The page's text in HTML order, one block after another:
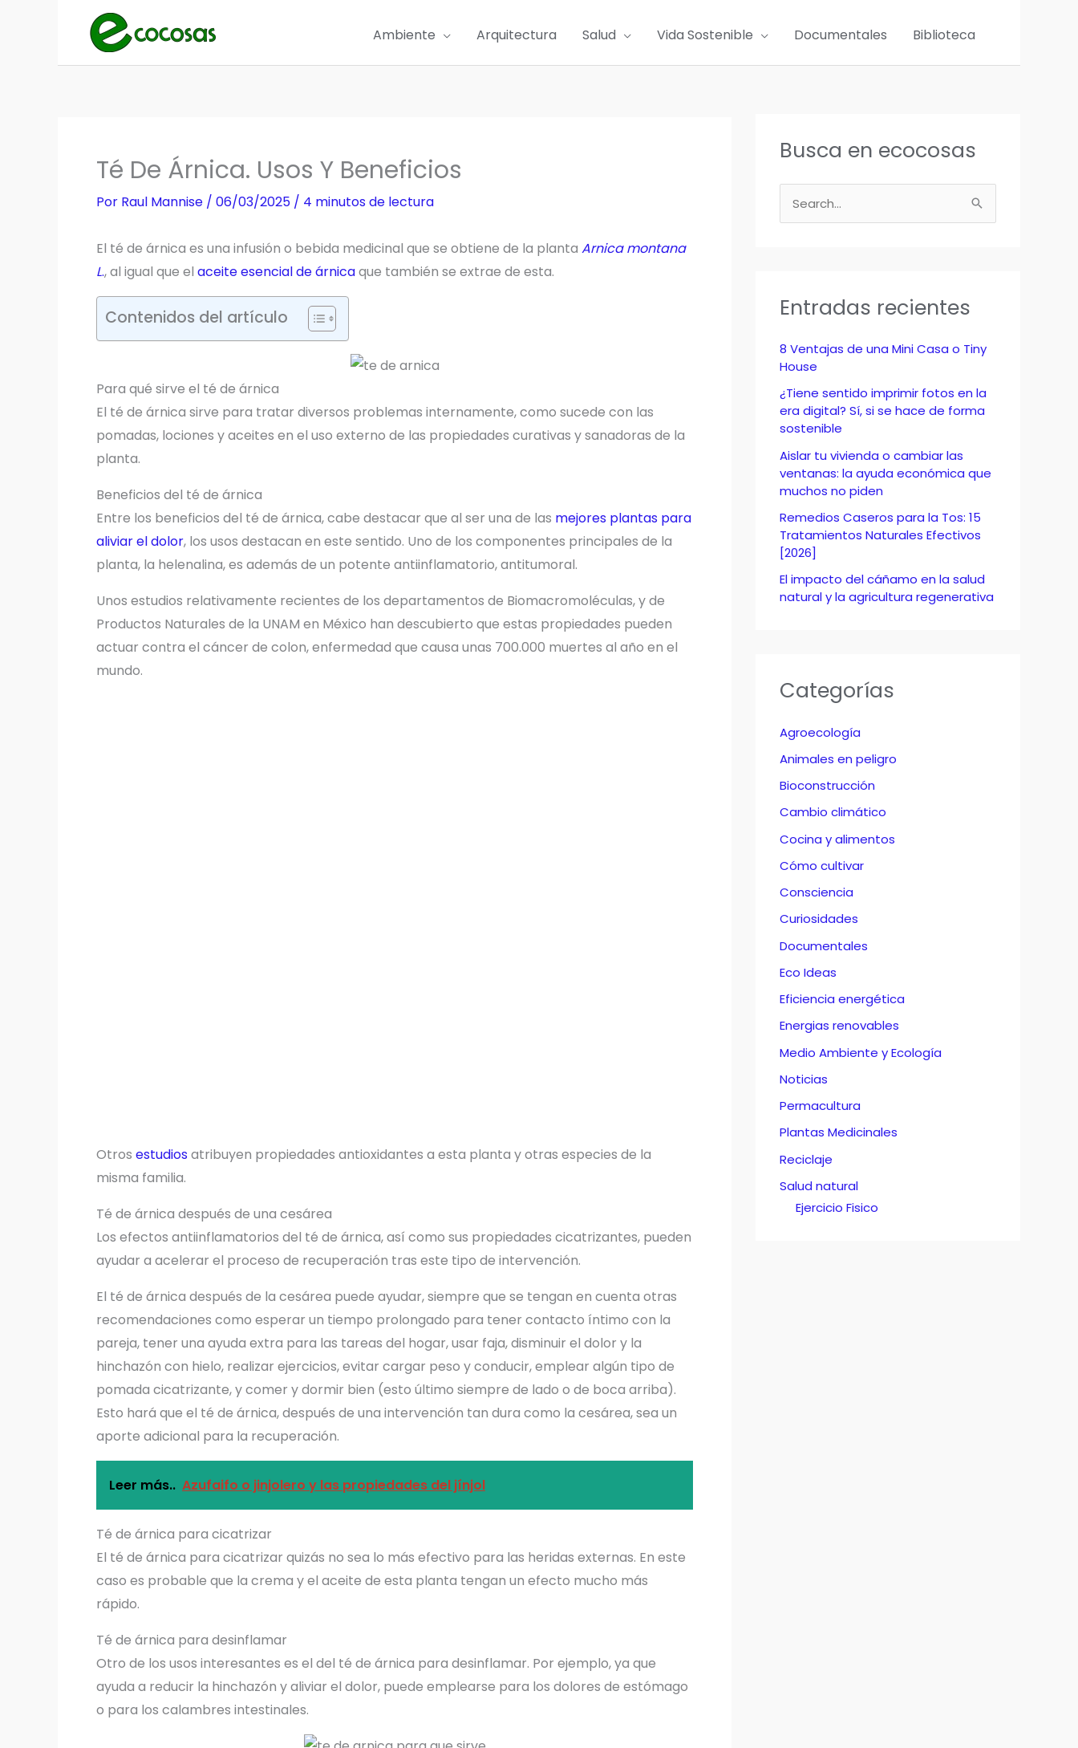
Ambiente Arquitectura Salud Vida Sostenible Documentales Biblioteca
Té De Árnica. Usos Y Beneficios
Por Raul Mannise / 06/03/2025 / 4 minutos de lectura
El té de árnica es una infusión o bebida medicinal que se obtiene de la planta Arnica montana
L., al igual que el aceite esencial de árnicaque también se extrae de esta.
Contenidos del artículo
Para qué sirve el té de árnica
El té de árnica sirve para tratar diversos problemas internamente, como sucede con las
pomadas, lociones y aceites en el uso externo de las propiedades curativas y sanadoras de la
planta.
Beneficios del té de árnica
Entre los beneficios del té de árnica, cabe destacar que al ser una de las mejores plantas para
aliviar el dolor, los usos destacan en este sentido. Uno de los componentes principales de la
planta, la helenalina, es además de un potente antiinflamatorio, antitumoral.
Unos estudios relativamente recientes de los departamentos de Biomacromoléculas, y de
Productos Naturales de la UNAM en México han descubierto que estas propiedades pueden
actuar contra el cáncer de colon, enfermedad que causa unas 700.000 muertes al año en el
mundo.
Otros estudiosatribuyen propiedades antioxidantes a esta planta y otras especies de la
misma familia.
Té de árnica después de una cesárea
Los efectos antiinflamatorios del té de árnica, así como sus propiedades cicatrizantes, pueden
ayudar a acelerar el proceso de recuperación tras este tipo de intervención.
El té de árnica después de la cesárea puede ayudar, siempre que se tengan en cuenta otras
recomendaciones como esperar un tiempo prolongado para tener contacto íntimo con la
pareja, tener una ayuda extra para las tareas del hogar, usar faja, disminuir el dolor y la
hinchazón con hielo, realizar ejercicios, evitar cargar peso y conducir, emplear algún tipo de
pomada cicatrizante, y comer y dormir bien (esto último siempre de lado o de boca arriba).
Esto hará que el té de árnica, después de una intervención tan dura como la cesárea, sea un
aporte adicional para la recuperación.
Leer más.. Azufaifo o jinjolero y las propiedades del jínjol
Té de árnica para cicatrizar
El té de árnica para cicatrizar quizás no sea lo más efectivo para las heridas externas. En este
caso es probable que la crema y el aceite de esta planta tengan un efecto mucho más
rápido.
Té de árnica para desinflamar
Otro de los usos interesantes es el del té de árnica para desinflamar. Por ejemplo, ya que
ayuda a reducir la hinchazón y aliviar el dolor, puede emplearse para los dolores de estómago
o para los calambres intestinales.
Busca en ecocosas
u
r
o
:
Entradas recientes
8 Ventajas de una Mini Casa o Tiny
House
¿Tiene sentido imprimir fotos en la
era digital? Sí, si se hace de forma
sostenible
Aislar tu vivienda o cambiar las
ventanas: la ayuda económica que
muchos no piden
Remedios Caseros para la Tos: 15
Tratamientos Naturales Efectivos
[2026]
El impacto del cáñamo en la salud
natural y la agricultura regenerativa
Categorías
Agroecología
Animales en peligro
Bioconstrucción
Cambio climático
Cocina y alimentos
Cómo cultivar
Consciencia
Curiosidades
Documentales
Eco Ideas
Eficiencia energética
Energias renovables
Medio Ambiente y Ecología
Noticias
Permacultura
Plantas Medicinales
Reciclaje
Salud natural
Ejercicio Fisico